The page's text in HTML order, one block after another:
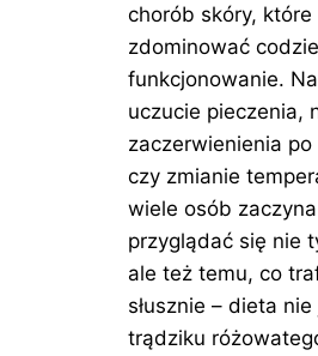
chorób skóry,
zdominować
funkcjonowanie.
uczucie pieczenia,
zaczerwienienia po
czy zmianie
wiele osób
przyglądać się nie
ale też temu, co
słusznie – dieta
trądziku